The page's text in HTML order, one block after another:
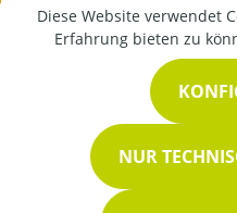
Diese Website verwendet
Erfahrung bieten zu
NUR